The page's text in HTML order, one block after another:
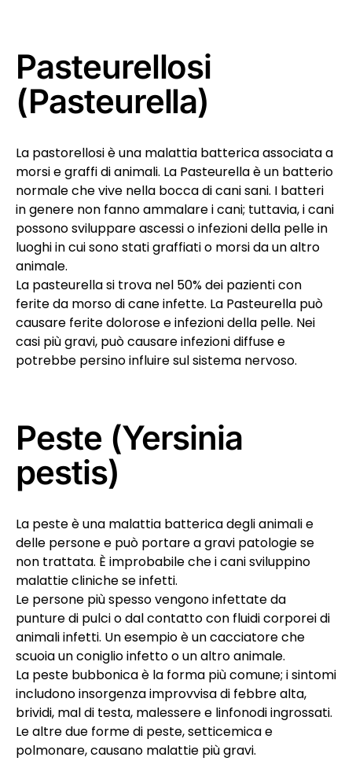
Pasteurellosi
(Pasteurella)
La pastorellosi è una malattia batterica associata a
morsi e graffi di animali. La Pasteurella è un batterio
normale che vive nella bocca di cani sani. I batteri
in genere non fanno ammalare i cani; tuttavia, i cani
possono sviluppare ascessi o infezioni della pelle in
luoghi in cui sono stati graffiati o morsi da un altro
animale.
La pasteurella si trova nel 50% dei pazienti con
ferite da morso di cane infette. La Pasteurella può
causare ferite dolorose e infezioni della pelle. Nei
casi più gravi, può causare infezioni diffuse e
potrebbe persino influire sul sistema nervoso.
Peste (Yersinia
pestis)
La peste è una malattia batterica degli animali e
delle persone e può portare a gravi patologie se
non trattata. È improbabile che i cani sviluppino
malattie cliniche se infetti.
Le persone più spesso vengono infettate da
punture di pulci o dal contatto con fluidi corporei di
animali infetti. Un esempio è un cacciatore che
scuoia un coniglio infetto o un altro animale.
La peste bubbonica è la forma più comune; i sintomi
includono insorgenza improvvisa di febbre alta,
brividi, mal di testa, malessere e linfonodi ingrossati.
Le altre due forme di peste, setticemica e
polmonare, causano malattie più gravi.